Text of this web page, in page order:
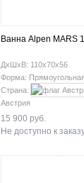
Ванна Alpen MARS
ДхШхВ: 110х70х56
Форма: Прямоугольная
Страна:
Австрия
15 900 руб.
Не доступно к